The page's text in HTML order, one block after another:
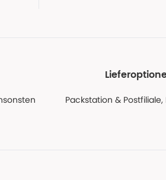
Packstation & Postfiliale,